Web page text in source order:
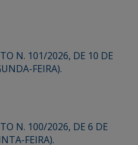
N. 101/2026, DE 10 DE
FEIRA).
N. 100/2026, DE 6 DE
FEIRA).